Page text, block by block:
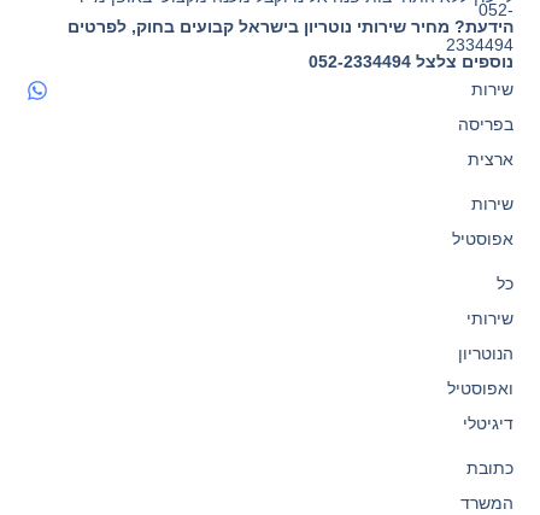
הידעת? מחיר שירותי נוטריון בישראל קבועים בחוק, לפרטים
נוספים צלצל 052-2334494
052-
2334494
שירות
בפריסה
ארצית
שירות
אפוסטיל
כל
שירותי
הנוטריון
ואפוסטיל
דיגיטלי
כתובת
המשרד